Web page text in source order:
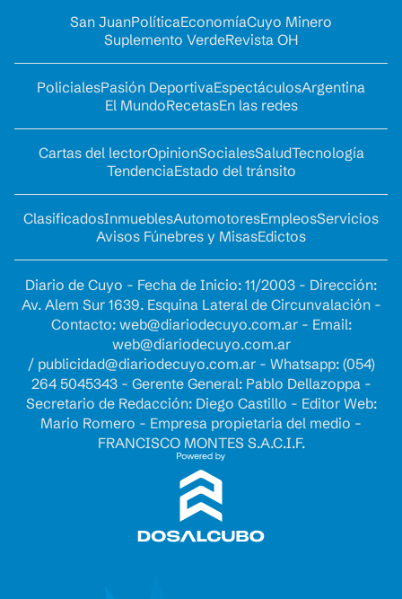
San JuanPolíticaEconomíaCuyo Minero
Suplemento VerdeRevista OH
PolicialesPasión DeportivaEspectáculosArgentina
El MundoRecetasEn las redes
Cartas del lectorOpinionSocialesSaludTecnología
TendenciaEstado del tránsito
ClasificadosInmueblesAutomotoresEmpleosServicios
Avisos Fúnebres y MisasEdictos
Diario de Cuyo - Fecha de Inicio: 11/2003 - Dirección:
Av. Alem Sur 1639. Esquina Lateral de Circunvalación -
Contacto: web@diariodecuyo.com.ar- Email:
web@diariodecuyo.com.ar
/ publicidad@diariodecuyo.com.ar- Whatsapp: (054)
264 5045343 - Gerente General: Pablo Dellazoppa -
Secretario de Redacción: Diego Castillo - Editor Web:
Mario Romero - Empresa propietaria del medio -
FRANCISCO MONTES S.A.C.I.F.